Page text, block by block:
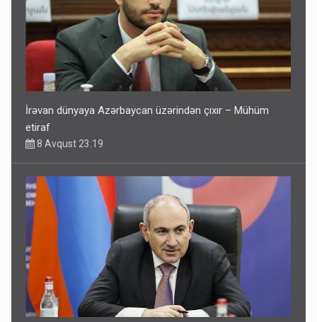
İrəvan dünyaya Azərbaycan üzərindən çıxır – Mühüm
etiraf
8 Avqust 23:19